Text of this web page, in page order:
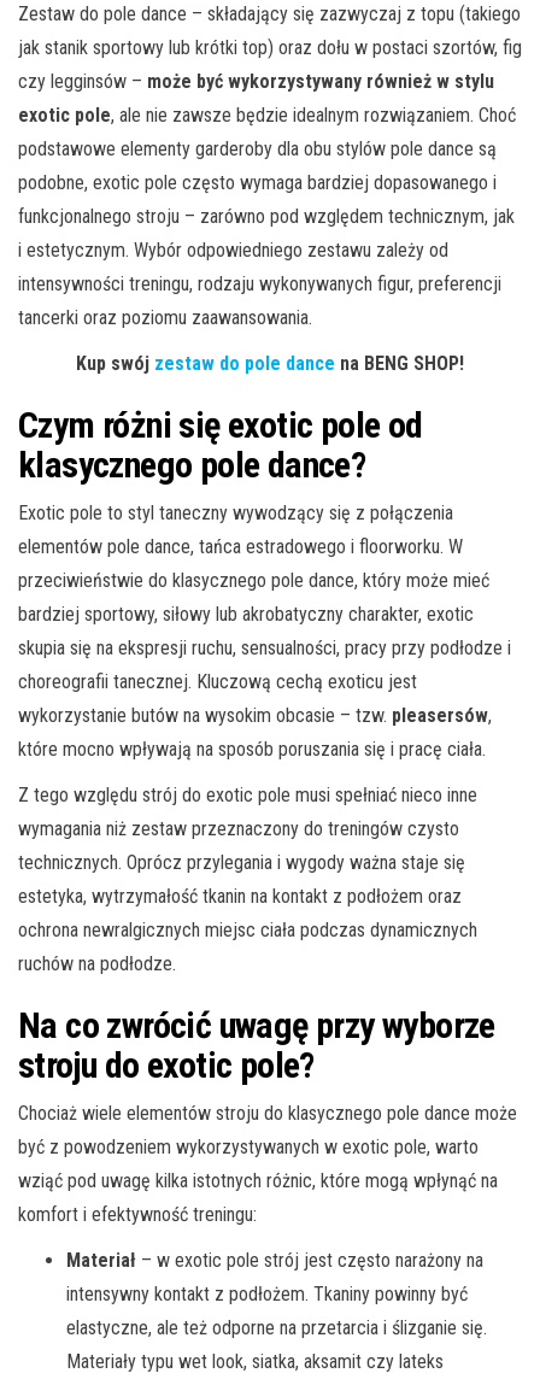
Zestaw do pole dance – składający się zazwyczaj z topu (takiego
jak stanik sportowy lub krótki top) oraz dołu w postaci szortów, fig
czy legginsów – może być wykorzystywany również w stylu
exotic pole, ale nie zawsze będzie idealnym rozwiązaniem. Choć
podstawowe elementy garderoby dla obu stylów pole dance są
podobne, exotic pole często wymaga bardziej dopasowanego i
funkcjonalnego stroju – zarówno pod względem technicznym, jak
i estetycznym. Wybór odpowiedniego zestawu zależy od
intensywności treningu, rodzaju wykonywanych figur, preferencji
tancerki oraz poziomu zaawansowania.
Kup swój zestaw do pole dance na BENG SHOP!
Czym różni się exotic pole od
klasycznego pole dance?
Exotic pole to styl taneczny wywodzący się z połączenia
elementów pole dance, tańca estradowego i floorworku. W
przeciwieństwie do klasycznego pole dance, który może mieć
bardziej sportowy, siłowy lub akrobatyczny charakter, exotic
skupia się na ekspresji ruchu, sensualności, pracy przy podłodze i
choreografii tanecznej. Kluczową cechą exoticu jest
wykorzystanie butów na wysokim obcasie – tzw. pleasersów,
które mocno wpływają na sposób poruszania się i pracę ciała.
Z tego względu strój do exotic pole musi spełniać nieco inne
wymagania niż zestaw przeznaczony do treningów czysto
technicznych. Oprócz przylegania i wygody ważna staje się
estetyka, wytrzymałość tkanin na kontakt z podłożem oraz
ochrona newralgicznych miejsc ciała podczas dynamicznych
ruchów na podłodze.
Na co zwrócić uwagę przy wyborze
stroju do exotic pole?
Chociaż wiele elementów stroju do klasycznego pole dance może
być z powodzeniem wykorzystywanych w exotic pole, warto
wziąć pod uwagę kilka istotnych różnic, które mogą wpłynąć na
komfort i efektywność treningu:
Materiał – w exotic pole strój jest często narażony na
intensywny kontakt z podłożem. Tkaniny powinny być
elastyczne, ale też odporne na przetarcia i ślizganie się.
Materiały typu wet look, siatka, aksamit czy lateks